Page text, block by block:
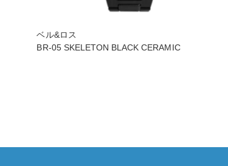
ベル&ロス
BR-05 SKELETON BLACK CERAMIC